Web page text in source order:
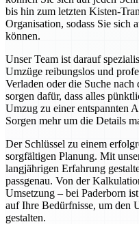
bis hin zum letzten Kisten-
Organisation, sodass Sie sich
können.
Unser Team ist darauf
Umzüge reibungslos und
Verladen oder die Suche
sorgen dafür, dass alles
Umzug zu einer entspannten
Sorgen mehr um die Details
Der Schlüssel zu einem
sorgfältigen Planung. Mit
langjährigen Erfahrung
passgenau. Von der
Umsetzung – bei Paderborn
auf Ihre Bedürfnisse, um den
gestalten.